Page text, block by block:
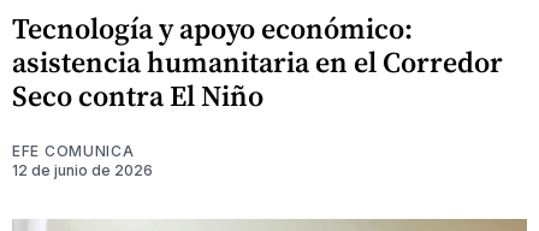
Tecnología y apoyo económico:
asistencia humanitaria en el Corredor
Seco contra El Niño
EFE COMUNICA
12 de junio de 2026